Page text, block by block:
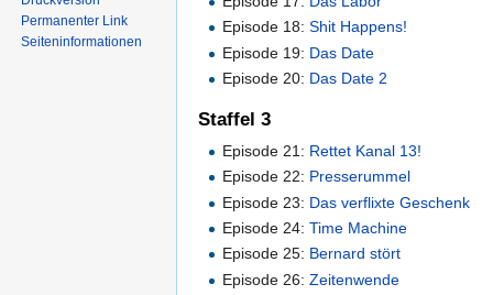
Episode 18:Shit Happens!
Episode 19: Das Date
Episode 20: Das Date 2
Staffel 3
Episode 21: Rettet Kanal 13!
Episode 22: Presserummel
Episode 23: Das verflixte Geschenk
Episode 24:Time Machine
Episode 25: Bernard stört
Episode 26:Zeitenwende
Permanenter Link
Seiten­informationen